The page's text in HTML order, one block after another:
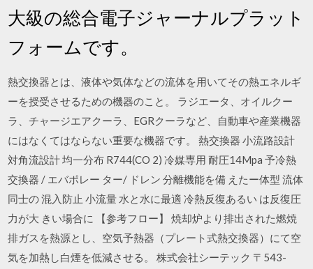
大級の総合電子ジャーナルプラット
フォームです。
熱交換器とは、液体や気体などの流体を用いてその熱エネルギ
ーを授受させるための機器のこと。 ラジエータ、オイルクー
ラ、チャージエアクーラ、EGRクーラなど、自動車や産業機器
にはなくてはならない重要な機器です。 熱交換器 小流路設計
対角流設計 均一分布 R744(CO 2) 冷媒専用 耐圧14Mpa 予冷熱
交換器 / エバポレー ター/ ドレン 分離機能を備 えたー体型 流体
同士の 混入防止 小流量 水と水に最適 冷熱反復あるい は反復圧
力が大 きい場合に 【参考フロー】 焼却炉より排出された燃焼
排ガスを熱源とし、空気予熱器（プレート式熱交換器）にて空
気を加熱し白煙を低減させる。 株式会社シーテック 〒543-